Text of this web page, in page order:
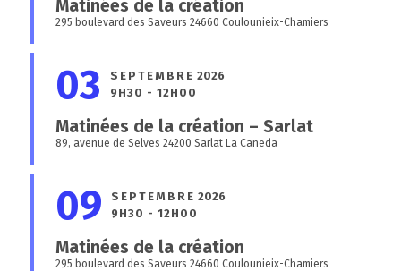
Matinées de la création
295 boulevard des Saveurs 24660 Coulounieix-Chamiers
03 SEPTEMBRE 2026
9H30 - 12H00
Matinées de la création – Sarlat
89, avenue de Selves 24200 Sarlat La Caneda
09 SEPTEMBRE 2026
9H30 - 12H00
Matinées de la création
295 boulevard des Saveurs 24660 Coulounieix-Chamiers